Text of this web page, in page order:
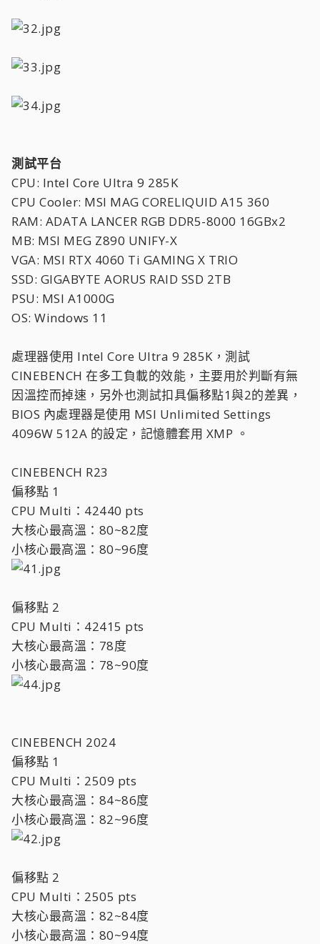
測試平台
CPU: Intel Core Ultra 9 285K
CPU Cooler: MSI MAG CORELIQUID A15 360
RAM: ADATA LANCER RGB DDR5-8000 16GBx2
MB: MSI MEG Z890 UNIFY-X
VGA: MSI RTX 4060 Ti GAMING X TRIO
SSD: GIGABYTE AORUS RAID SSD 2TB
PSU: MSI A1000G
OS: Windows 11
處理器使用 Intel Core Ultra 9 285K，測試
CINEBENCH 在多工負載的效能，主要用於判斷有無
因溫控而掉速，另外也測試扣具偏移點1與2的差異，
BIOS 內處理器是使用 MSI Unlimited Settings
4096W 512A 的設定，記憶體套用 XMP 。
CINEBENCH R23
偏移點 1
CPU Multi：42440 pts
大核心最高溫：80~82度
小核心最高溫：80~96度
偏移點 2
CPU Multi：42415 pts
大核心最高溫：78度
小核心最高溫：78~90度
CINEBENCH 2024
偏移點 1
CPU Multi：2509 pts
大核心最高溫：84~86度
小核心最高溫：82~96度
偏移點 2
CPU Multi：2505 pts
大核心最高溫：82~84度
小核心最高溫：80~94度